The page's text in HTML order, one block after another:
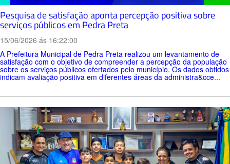
Pesquisa de satisfação aponta percepção positiva sobre
serviços públicos em Pedra Preta
15/06/2026 ás 16:22:00
A Prefeitura Municipal de Pedra Preta realizou um levantamento de
satisfação com o objetivo de compreender a percepção da população
sobre os serviços públicos ofertados pelo município. Os dados obtidos
indicam avaliação positiva em diferentes áreas da administra&cce...